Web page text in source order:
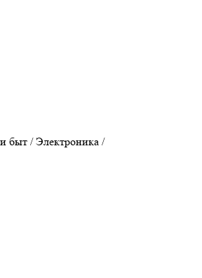
быт / Электроника /